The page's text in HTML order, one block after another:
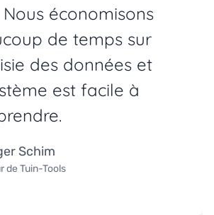
Nous économisons
de temps sur
des données et
est facile à
Schim
de Tuin-Tools